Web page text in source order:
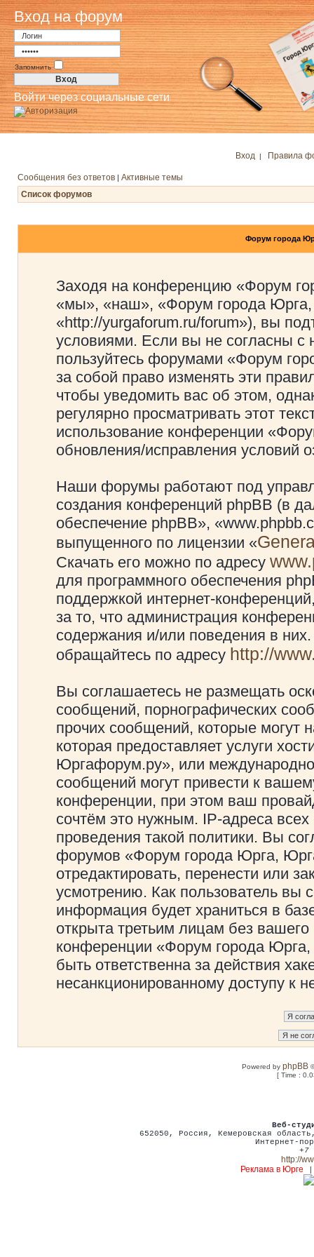
Вход на форум
Запомнить
Войти через социальные сети
Вход | Правила
Сообщения без ответов | Активные темы
Список форумов
Форум города
Заходя на конференцию «Форум
«мы», «наш», «Форум города
«http://yurgaforum.ru/forum»), вы
условиями. Если вы не согласны с
пользуйтесь форумами «Форум
за собой право изменять эти
чтобы уведомить вас об этом,
регулярно просматривать этот
использование конференции
обновления/исправления условий
Наши форумы работают под
создания конференций phpBB (в
обеспечение phpBB»,
выпущенного по лицензии «
Скачать его можно по адресу
для программного обеспечения
поддержкой интернет-
за то, что администрация
содержания и/или поведения в
обращайтесь по адресу http://
Вы соглашаетесь не размещать
сообщений, порнографических
прочих сообщений, которые могут
которая предоставляет услуги
Юргафорум.ру», или
сообщений могут привести к
конференции, при этом ваш
сочтём это нужным. IP-адреса
проведения такой политики. Вы
форумов «Форум города Юрга,
отредактировать, перенести или
усмотрению. Как пользователь вы
информация будет храниться в
открыта третьим лицам без
конференции «Форум города
быть ответственна за действия
несанкционированному доступу к
Powered byphpBB
[ Time :
Веб-
652050 ,Россия , Кемеровская
Интернет-
+7
http://
Реклама в Юрге